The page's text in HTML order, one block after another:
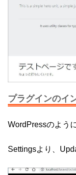
プラグインのイ
WordPressのよう
Settingsより、